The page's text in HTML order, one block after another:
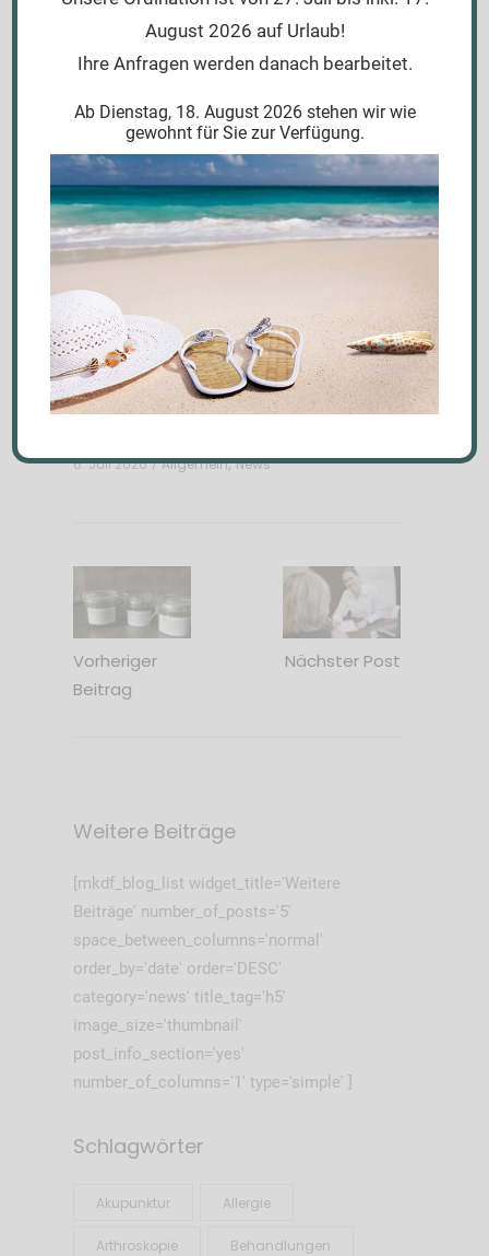
PMS Symptome in den Griff
bekommen
20. Juli 2026 Allgemein,News
6. Juli 2026 Allgemein,News
Vorheriger
Beitrag
Nächster Post
Weitere Beiträge
[mkdf_blog_list widget_title='Weitere
Beiträge' number_of_posts='5'
space_between_columns='normal'
order_by='date' order='DESC'
category='news' title_tag='h5'
image_size='thumbnail'
post_info_section='yes'
number_of_columns='1' type='simple' ]
Schlagwörter
Akupunktur Allergie
Arthroskopie Behandlungen
August 2026 auf Urlaub!
Ihre Anfragen werden danach bearbeitet.
Ab Dienstag, 18. August 2026 stehen wir wie
gewohnt für Sie zur Verfügung.